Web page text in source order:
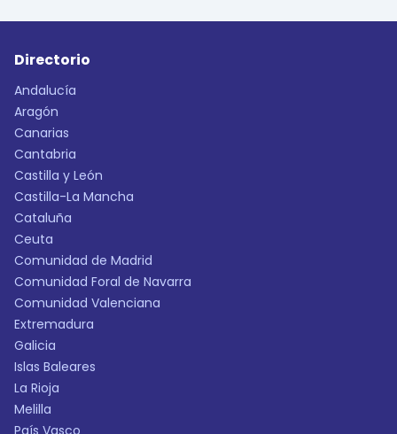
Directorio
Andalucía
Aragón
Canarias
Cantabria
Castilla y León
Castilla-La Mancha
Cataluña
Ceuta
Comunidad de Madrid
Comunidad Foral de Navarra
Comunidad Valenciana
Extremadura
Galicia
Islas Baleares
La Rioja
Melilla